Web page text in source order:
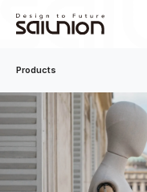
Products